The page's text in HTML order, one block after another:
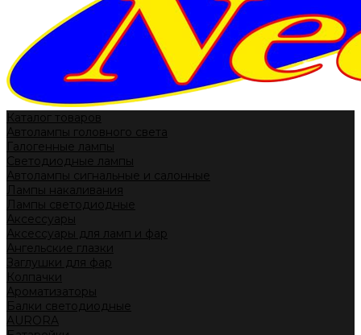
Каталог товаров
Автолампы головного света
Галогенные лампы
Светодиодные лампы
Автолампы сигнальные и салонные
Лампы накаливания
Лампы светодиодные
Аксессуары
Аксессуары для ламп и фар
Ангельские глазки
Заглушки для фар
Колпачки
Ароматизаторы
Балки светодиодные
AURORA